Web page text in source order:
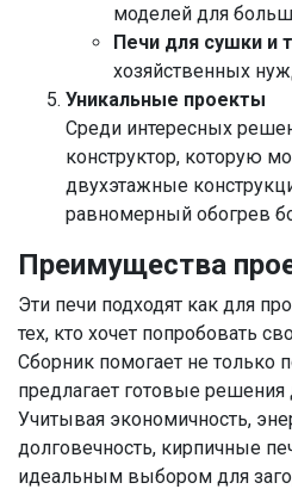
моделей для
Печи для сушки и
хозяйственных
Уникальные проекты
Среди интересных
конструктор, которую
двухэтажные
равномерный обогрев
Преимущества
Эти печи подходят как для
тех, кто хочет попробовать
Сборник помогает не только
предлагает готовые
Учитывая экономичность,
долговечность, кирпичные
идеальным выбором для